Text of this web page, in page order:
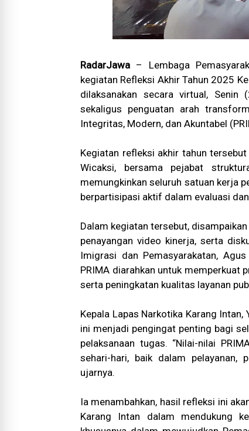
RadarJawa – Lembaga
kegiatan Refleksi Akhir Tahun 2025
dilaksanakan secara virtual,
sekaligus penguatan arah
Integritas, Modern, dan Akuntabel
Kegiatan refleksi akhir tahun
Wicaksi, bersama pejabat
memungkinkan seluruh satuan kerja
berpartisipasi aktif dalam evaluasi
Dalam kegiatan tersebut,
penayangan video kinerja, serta
Imigrasi dan Pemasyarakatan,
PRIMA diarahkan untuk
serta peningkatan kualitas layanan
Kepala Lapas Narkotika Karang
ini menjadi pengingat penting bagi
pelaksanaan tugas. “Nilai-nilai
sehari-hari, baik dalam pelayanan,
ujarnya.
Ia menambahkan, hasil refleksi ini
Karang Intan dalam mendukung